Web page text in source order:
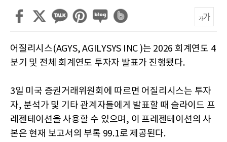
어질리시스(AGYS, AGILYSYS INC )는 2026 회계연도 4
분기 및 전체 회계연도 투자자 발표가 진행됐다.
3일 미국 증권거래위원회에 따르면 어질리시스는 투자
자, 분석가 및 기타 관계자들에게 발표할 때 슬라이드 프
레젠테이션을 사용할 수 있으며, 이 프레젠테이션의 사
본은 현재 보고서의 부록 99.1로 제공된다.